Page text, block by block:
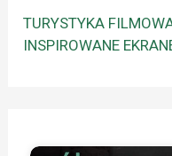
TURYSTYKA
INSPIROWANE